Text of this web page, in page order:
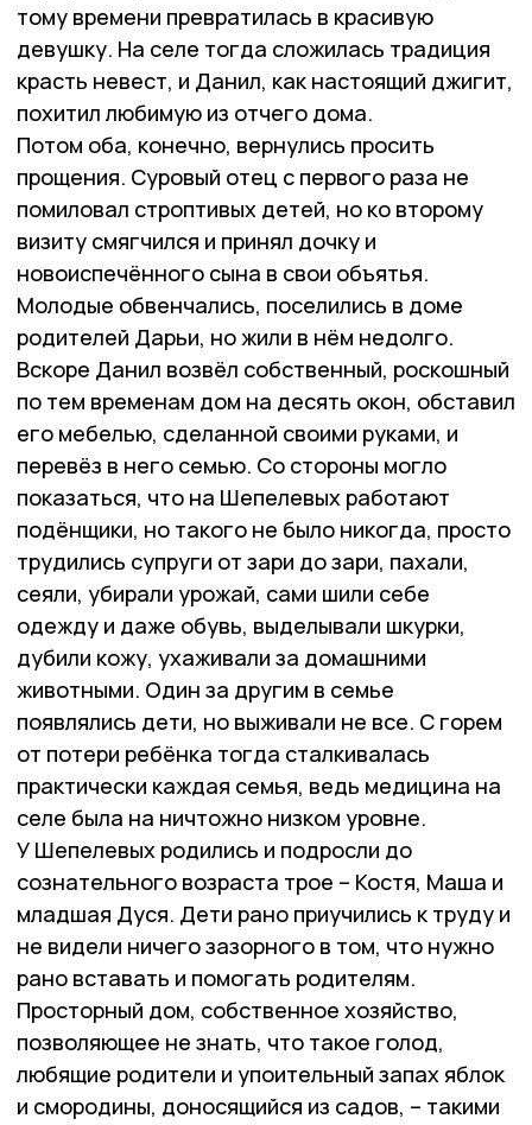
тому времени превратилась в красивую
девушку. На селе тогда сложилась традиция
красть невест, и Данил, как настоящий джигит,
похитил любимую из отчего дома.
Потом оба, конечно, вернулись просить
прощения. Суровый отец с первого раза не
помиловал строптивых детей, но ко второму
визиту смягчился и принял дочку и
новоиспечённого сына в свои объятья.
Молодые обвенчались, поселились в доме
родителей Дарьи, но жили в нём недолго.
Вскоре Данил возвёл собственный, роскошный
по тем временам дом на десять окон, обставил
его мебелью, сделанной своими руками, и
перевёз в него семью. Со стороны могло
показаться, что на Шепелевых работают
подёнщики, но такого не было никогда, просто
трудились супруги от зари до зари, пахали,
сеяли, убирали урожай, сами шили себе
одежду и даже обувь, выделывали шкурки,
дубили кожу, ухаживали за домашними
животными. Один за другим в семье
появлялись дети, но выживали не все. С горем
от потери ребёнка тогда сталкивалась
практически каждая семья, ведь медицина на
селе была на ничтожно низком уровне.
У Шепелевых родились и подросли до
сознательного возраста трое – Костя, Маша и
младшая Дуся. Дети рано приучились к труду и
не видели ничего зазорного в том, что нужно
рано вставать и помогать родителям.
Просторный дом, собственное хозяйство,
позволяющее не знать, что такое голод,
любящие родители и упоительный запах яблок
и смородины, доносящийся из садов, – такими